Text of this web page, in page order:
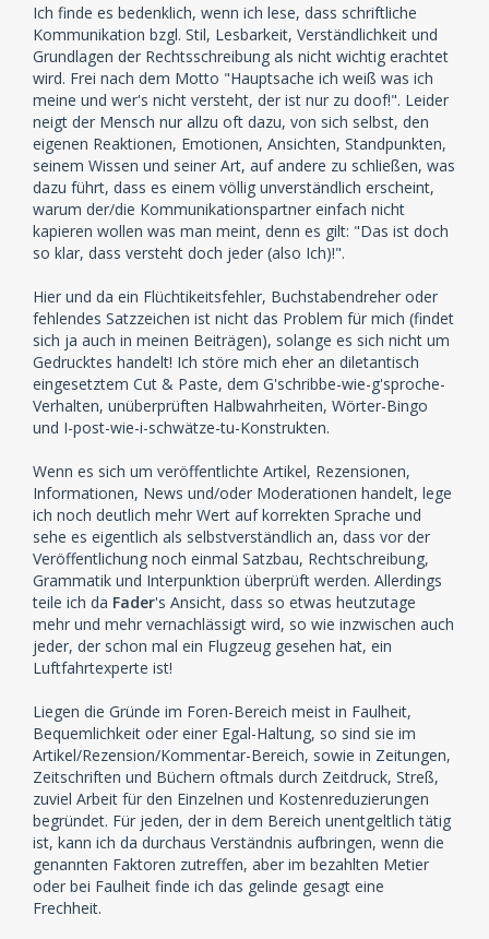
Ich finde es bedenklich, wenn ich lese, dass schriftliche
Kommunikation bzgl. Stil, Lesbarkeit, Verständlichkeit und
Grundlagen der Rechtsschreibung als nicht wichtig erachtet
wird. Frei nach dem Motto "Hauptsache ich weiß was ich
meine und wer's nicht versteht, der ist nur zu doof!". Leider
neigt der Mensch nur allzu oft dazu, von sich selbst, den
eigenen Reaktionen, Emotionen, Ansichten, Standpunkten,
seinem Wissen und seiner Art, auf andere zu schließen, was
dazu führt, dass es einem völlig unverständlich erscheint,
warum der/die Kommunikationspartner einfach nicht
kapieren wollen was man meint, denn es gilt: "Das ist doch
so klar, dass versteht doch jeder (also Ich)!".
Hier und da ein Flüchtikeitsfehler, Buchstabendreher oder
fehlendes Satzzeichen ist nicht das Problem für mich (findet
sich ja auch in meinen Beiträgen), solange es sich nicht um
Gedrucktes handelt! Ich störe mich eher an diletantisch
eingesetztem Cut & Paste, dem G'schribbe-wie-g'sproche-
Verhalten, unüberprüften Halbwahrheiten, Wörter-Bingo
und I-post-wie-i-schwätze-tu-Konstrukten.
Wenn es sich um veröffentlichte Artikel, Rezensionen,
Informationen, News und/oder Moderationen handelt, lege
ich noch deutlich mehr Wert auf korrekten Sprache und
sehe es eigentlich als selbstverständlich an, dass vor der
Veröffentlichung noch einmal Satzbau, Rechtschreibung,
Grammatik und Interpunktion überprüft werden. Allerdings
teile ich da Fader's Ansicht, dass so etwas heutzutage
mehr und mehr vernachlässigt wird, so wie inzwischen auch
jeder, der schon mal ein Flugzeug gesehen hat, ein
Luftfahrtexperte ist!
Liegen die Gründe im Foren-Bereich meist in Faulheit,
Bequemlichkeit oder einer Egal-Haltung, so sind sie im
Artikel/Rezension/Kommentar-Bereich, sowie in Zeitungen,
Zeitschriften und Büchern oftmals durch Zeitdruck, Streß,
zuviel Arbeit für den Einzelnen und Kostenreduzierungen
begründet. Für jeden, der in dem Bereich unentgeltlich tätig
ist, kann ich da durchaus Verständnis aufbringen, wenn die
genannten Faktoren zutreffen, aber im bezahlten Metier
oder bei Faulheit finde ich das gelinde gesagt eine
Frechheit.